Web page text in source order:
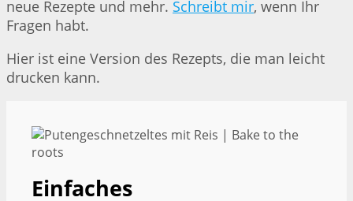
neue Rezepte und mehr. Schreibt mir, wenn Ihr
Fragen habt.
Hier ist eine Version des Rezepts, die man leicht
drucken kann.
Einfaches